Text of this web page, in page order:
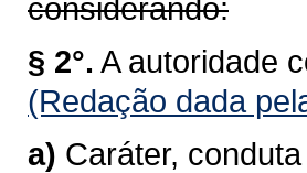
considerando:
§ 2°. A autoridade
(Redação dada
a) Caráter,